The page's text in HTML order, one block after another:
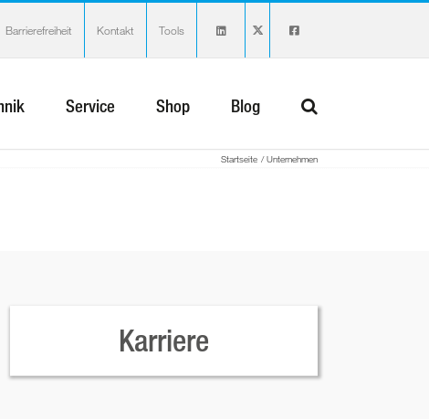
Barrierefreiheit Kontakt Tools
Service Shop Blog
Startseite Unternehmen
Karriere